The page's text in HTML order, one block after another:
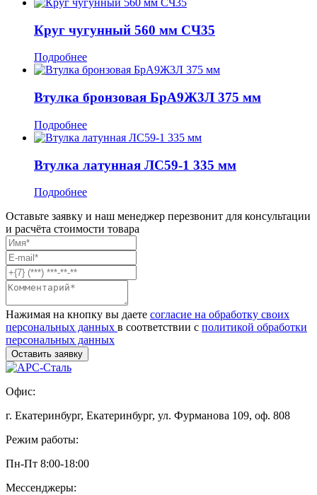
Круг чугунный 560 мм СЧ35
Подробнее
Втулка бронзовая БрА9Ж3Л 375 мм
Подробнее
Втулка латунная ЛС59-1 335 мм
Подробнее
Оставьте заявку и наш менеджер перезвонит для консультации
и расчёта стоимости товара
Нажимая на кнопку вы даете согласие на обработку своих
персональных данных в соответствии с политикой обработки
персональных данных
Офис:
г. Екатеринбург, Екатеринбург, ул. Фурманова 109, оф. 808
Режим работы:
Пн-Пт 8:00-18:00
Мессенджеры: